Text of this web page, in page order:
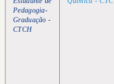
Pedagogia-
Graduação -
CTCH